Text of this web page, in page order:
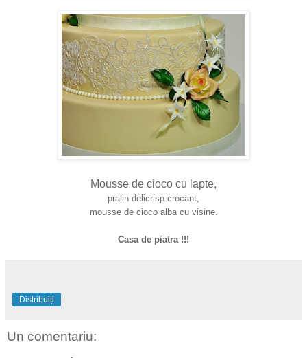
Mousse de cioco cu lapte,
pralin delicrisp crocant,
mousse de cioco alba cu visine.
Casa de piatra !!!
Distribuiți
Un comentariu: